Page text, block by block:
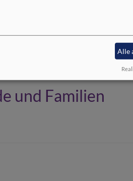
und Familien
Alle